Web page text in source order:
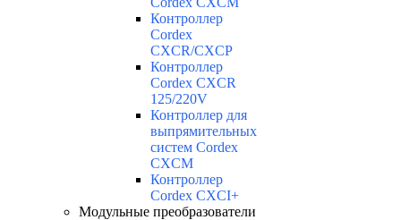
Контроллер
Cordex
CXCR/CXCP
Контроллер
Cordex CXCR
125/220V
Контроллер для
выпрямительных
систем Cordex
CXCM
Контроллер
Cordex CXCI+
Модульные преобразователи